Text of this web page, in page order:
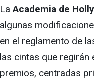
LaAcademia de
algunas
en el reglamento de
las cintas que regirán
premios, centradas